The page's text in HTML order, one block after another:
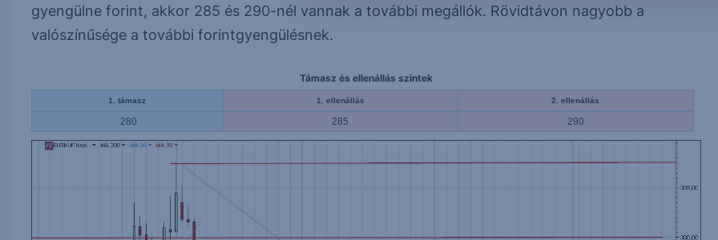
gyengülne forint, akkor 285 és 290-nél vannak a további megállók. Rövidtávon nagyobb a
valószínűsége a további forintgyengülésnek.
Támasz és ellenállás szintek
1. támasz 1. ellenállás 2. ellenállás
280 285 290